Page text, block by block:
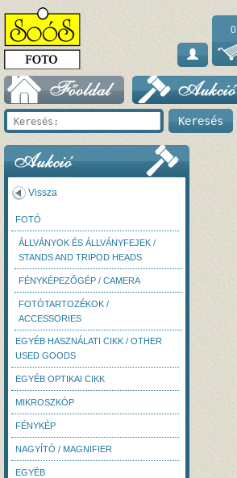
0
Vissza
FOTÓ
ÁLLVÁNYOK ÉS ÁLLVÁNYFEJEK /
STANDS AND TRIPOD HEADS
FÉNYKÉPEZŐGÉP / CAMERA
FOTÓTARTOZÉKOK /
ACCESSORIES
EGYÉB HASZNÁLATI CIKK / OTHER
USED GOODS
EGYÉB OPTIKAI CIKK
MIKROSZKÓP
FÉNYKÉP
NAGYÍTÓ / MAGNIFIER
EGYÉB